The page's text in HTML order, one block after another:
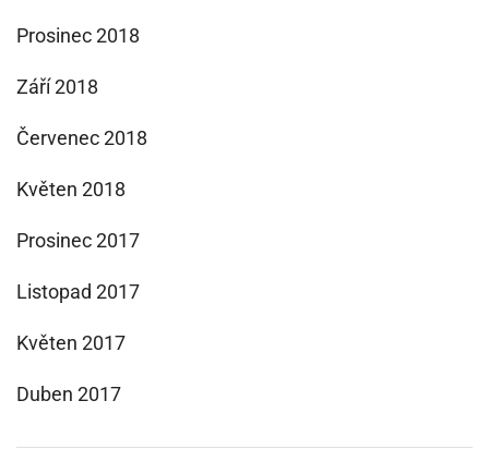
Prosinec 2018
Září 2018
Červenec 2018
Květen 2018
Prosinec 2017
Listopad 2017
Květen 2017
Duben 2017